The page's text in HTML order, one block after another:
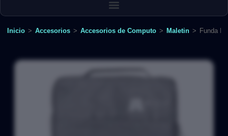
Inicio > Accesorios > Accesorios de Computo > Maletin > Funda